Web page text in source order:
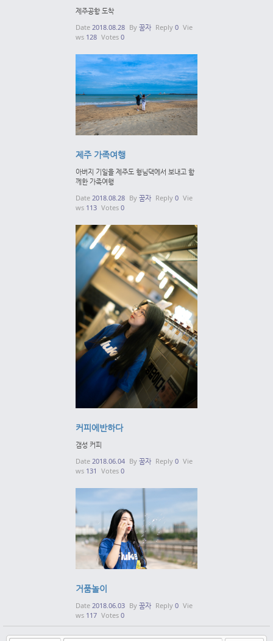
제주공항 도착
Date 2018.08.28 By 꿈자 Reply 0 Vie
ws 128 Votes 0
제주 가족여행
아버지 기일을 제주도 형님댁에서 보내고 함
께한 가족여행
Date 2018.08.28 By 꿈자 Reply 0 Vie
ws 113 Votes 0
커피에반하다
갬성 커피
Date 2018.06.04 By 꿈자 Reply 0 Vie
ws 131 Votes 0
거품놀이
Date 2018.06.03 By 꿈자 Reply 0 Vie
ws 117 Votes 0